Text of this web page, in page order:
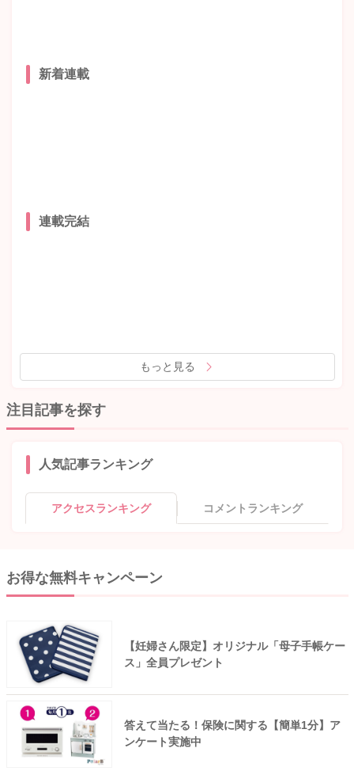
新着連載
連載完結
もっと見る
注目記事を探す
人気記事ランキング
アクセスランキング コメントランキング
お得な無料キャンペーン
【妊婦さん限定】オリジナル「母子手帳ケー
ス」全員プレゼント
答えて当たる！保険に関する【簡単1分】ア
ンケート実施中